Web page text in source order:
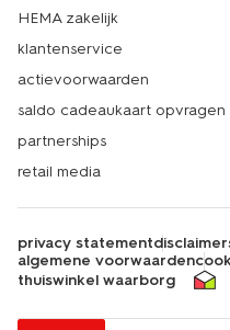
HEMA zakelijk
klantenservice
actievoorwaarden
saldo cadeaukaart opvragen
partnerships
retail media
privacy statementdisclaimer
algemene voorwaarden
thuiswinkel waarborg